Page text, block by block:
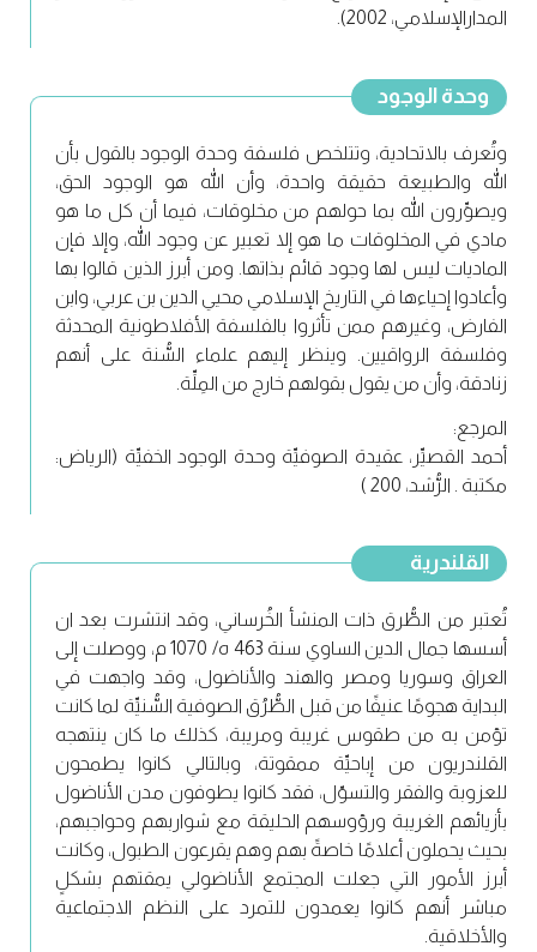
المدارالإسلامي، 2002).
وحدة الوجود
وتُعرف بالاتحادية، وتتلخص فلسفة وحدة الوجود بالقول بأن
الله والطبيعة حقيقة واحدة، وأن الله هو الوجود الحق،
ويصوِّرون الله بما حولهم من مخلوقات، فيما أن كل ما هو
مادي في المخلوقات ما هو إلا تعبير عن وجود الله، وإلا فإن
الماديات ليس لها وجود قائم بذاتها. ومن أبرز الذين قالوا بها
وأعادوا إحياءها في التاريخ الإسلامي محيي الدين بن عربي، وابن
الفارض، وغيرهم ممن تأثروا بالفلسفة الأفلاطونية المحدثة
وفلسفة الرواقيين. وينظر إليهم علماء السُّنة على أنهم
زنادقة، وأن من يقول بقولهم خارج من المِلِّة.
المرجع:
أحمد القصيِّر، عقيدة الصوفيِّة وحدة الوجود الخفيِّة (الرياض:
مكتبة . الرُّشد، 200 )
القلندرية
تُعتبر من الطُّرق ذات المنشأ الخُرساني، وقد انتشرت بعد ان
أسسها جمال الدين الساوي سنة 463 ه/ 1070 م، ووصلت إلى
العراق وسوريا ومصر والهند والأناضول، وقد واجهت في
البداية هجومًا عنيفًا من قبل الطُّرُق الصوفية السُّنيِّة لما كانت
تؤمن به من طقوس غريبة ومريبة، كذلك ما كان ينتهجه
القلندريون من إباحيِّة ممقوتة، وبالتالي كانوا يطمحون
للعزوبة والفقر والتسوّل، فقد كانوا يطوفون مدن الأناضول
بأزيائهم الغريبة ورؤوسهم الحليقة مع شواربهم وحواجبهم،
بحيث يحملون أعلامًا خاصةً بهم وهم يقرعون الطبول، وكانت
أبرز الأمور التي جعلت المجتمع الأناضولي يمقتهم بشكلٍ
مباشر أنهم كانوا يعمدون للتمرد على النظم الاجتماعية
والأخلاقية.